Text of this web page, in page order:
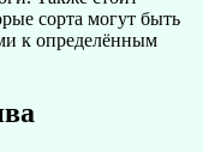
сорта могут быть
к определённым